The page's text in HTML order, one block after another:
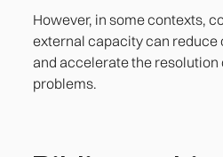
However, in some contexts,
external capacity can
and accelerate the
problems.